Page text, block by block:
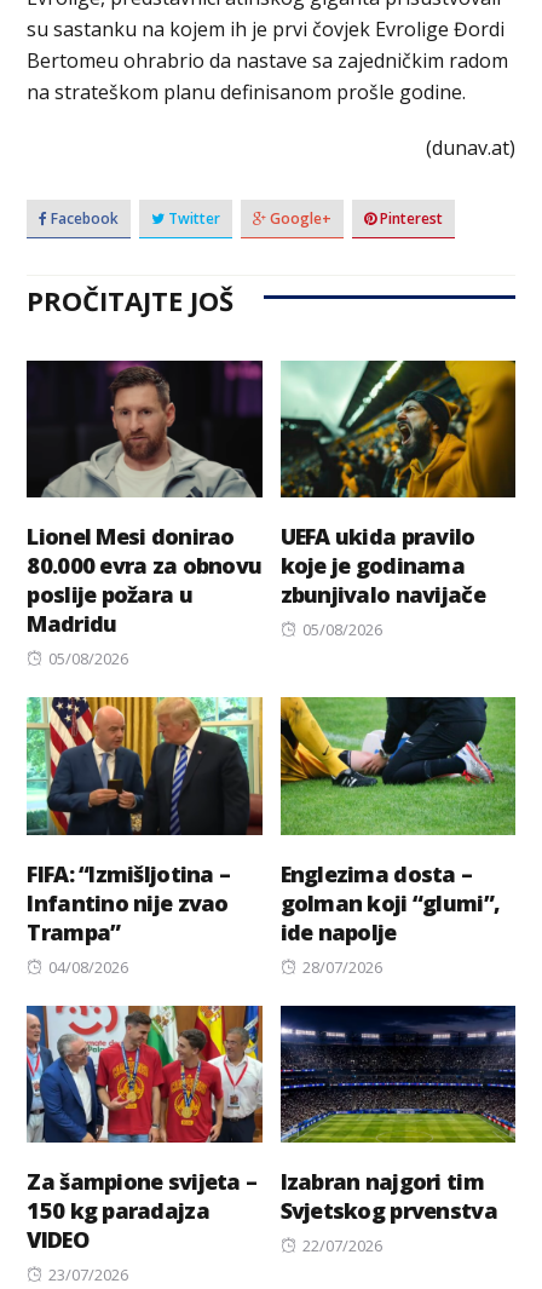
su sastanku na kojem ih je prvi čovjek Evrolige Đordi
Bertomeu ohrabrio da nastave sa zajedničkim radom
na strateškom planu definisanom prošle godine.
(dunav.at)
Facebook Twitter Google+ Pinterest
PROČITAJTE JOŠ
Lionel Mesi donirao
80.000 evra za obnovu
poslije požara u
Madridu
Posted
05/08/2026
UEFA ukida pravilo
koje je godinama
zbunjivalo navijače
Posted
05/08/2026
FIFA: “Izmišljotina –
Infantino nije zvao
Trampa”
Posted
04/08/2026
Englezima dosta –
golman koji “glumi”,
ide napolje
Posted
28/07/2026
Za šampione svijeta –
150 kg paradajza
VIDEO
Posted
23/07/2026
Izabran najgori tim
Svjetskog prvenstva
Posted
22/07/2026